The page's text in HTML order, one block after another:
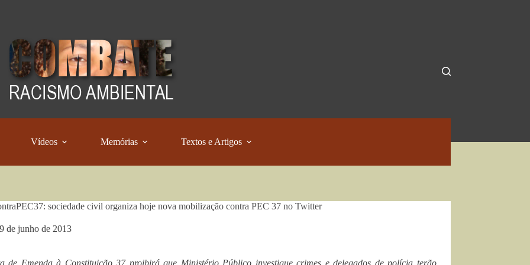
Vídeos Memórias Textos e Artigos
sociedade civil organiza hoje nova mobilização contra PEC 37 no Twitter
de junho de 2013
de Emenda à Constituição 37 proibirá que Ministério Público investigue crimes e delegados de polícia terão